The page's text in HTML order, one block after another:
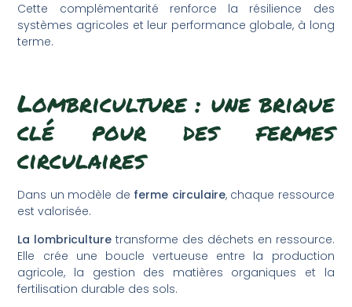
Cette complémentarité renforce la résilience des
systèmes agricoles et leur performance globale, à long
terme.
Lombriculture : une brique
clé pour des fermes
circulaires
Dans un modèle de ferme circulaire, chaque ressource
est valorisée.
La lombriculture transforme des déchets en ressource.
Elle crée une boucle vertueuse entre la production
agricole, la gestion des matières organiques et la
fertilisation durable des sols.